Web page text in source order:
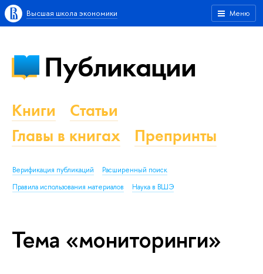
Меню
Высшая школа экономики
Публикации
Книги
Статьи
Главы в книгах
Препринты
Верификация публикаций
Расширенный поиск
Правила использования материалов
Наука в ВШЭ
Тема «мониторинги»